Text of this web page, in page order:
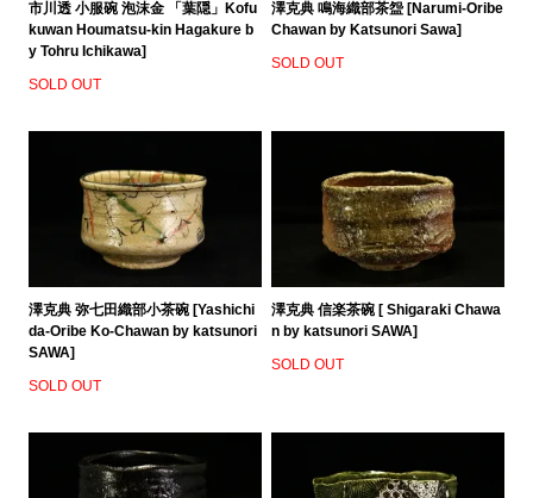
市川透 小服碗 泡沫金 「葉隠」Kofu
kuwan Houmatsu-kin Hagakure b
y Tohru Ichikawa]
SOLD OUT
澤克典 鳴海織部茶盌 [Narumi-Oribe
Chawan by Katsunori Sawa]
SOLD OUT
澤克典 弥七田織部小茶碗 [Yashichi
da-Oribe Ko-Chawan by katsunori
SAWA]
SOLD OUT
澤克典 信楽茶碗 [ Shigaraki Chawa
n by katsunori SAWA]
SOLD OUT